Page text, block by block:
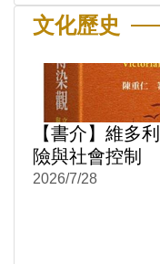
文化歷史
【書介】維多
險與社會控制
2026/7/28